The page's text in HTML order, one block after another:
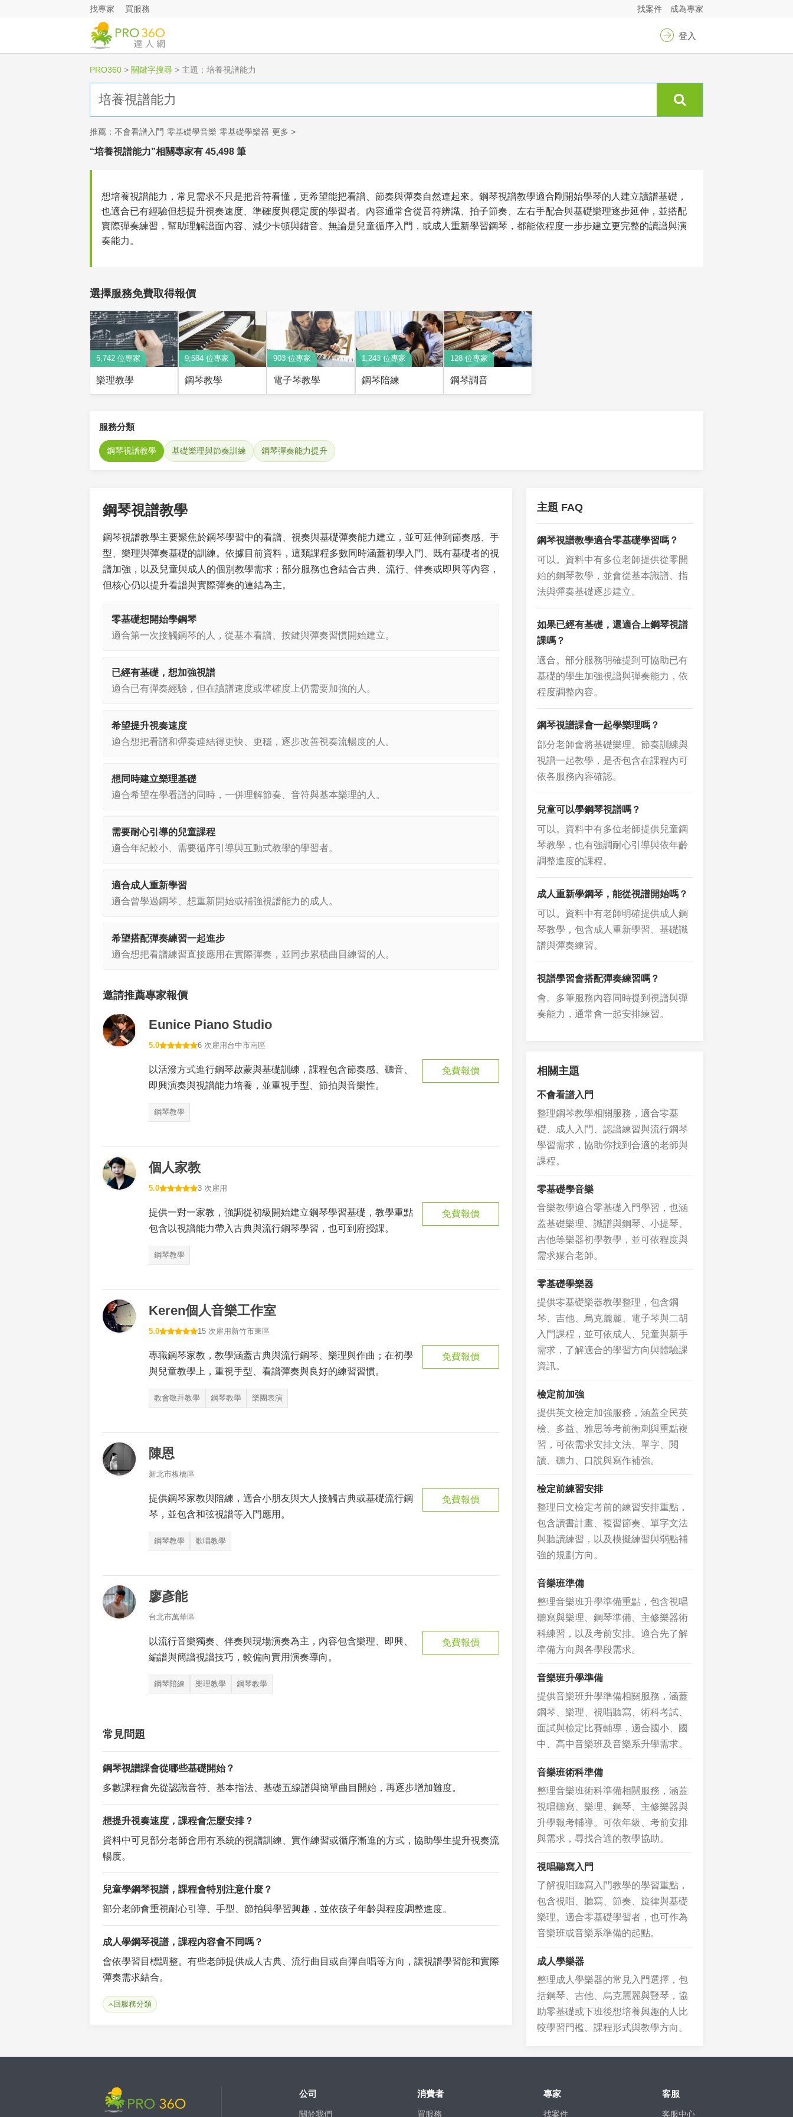
找專家 買服務 成為專家
找案件
登入
PRO360 > 關鍵字搜尋 > 主題：培養視譜能力
推薦： 不會看譜入門 零基礎學音樂 零基礎學樂器 更多 >
“培養視譜能力”相關專家有 45,498 筆
想培養視譜能力，常見需求不只是把音符看懂，更希望能把看譜、節奏與彈奏自然連起來。鋼琴視譜教學適合剛開始學琴的人建立讀譜基礎，
也適合已有經驗但想提升視奏速度、準確度與穩定度的學習者。內容通常會從音符辨識、拍子節奏、左右手配合與基礎樂理逐步延伸，並搭配
實際彈奏練習，幫助理解譜面內容、減少卡頓與錯音。無論是兒童循序入門，或成人重新學習鋼琴，都能依程度一步步建立更完整的讀譜與演
奏能力。
選擇服務免費取得報價
5,742 位專家
樂理教學
9,584 位專家
鋼琴教學
903 位專家
電子琴教學
1,243 位專家
鋼琴陪練
128 位專家
鋼琴調音
服務分類
鋼琴視譜教學 基礎樂理與節奏訓練 鋼琴彈奏能力提升
鋼琴視譜教學
鋼琴視譜教學主要聚焦於鋼琴學習中的看譜、視奏與基礎彈奏能力建立，並可延伸到節奏感、手
型、樂理與彈奏基礎的訓練。依據目前資料，這類課程多數同時涵蓋初學入門、既有基礎者的視
譜加強，以及兒童與成人的個別教學需求；部分服務也會結合古典、流行、伴奏或即興等內容，
但核心仍以提升看譜與實際彈奏的連結為主。
零基礎想開始學鋼琴
適合第一次接觸鋼琴的人，從基本看譜、按鍵與彈奏習慣開始建立。
已經有基礎，想加強視譜
適合已有彈奏經驗，但在讀譜速度或準確度上仍需要加強的人。
希望提升視奏速度
適合想把看譜和彈奏連結得更快、更穩，逐步改善視奏流暢度的人。
想同時建立樂理基礎
適合希望在學看譜的同時，一併理解節奏、音符與基本樂理的人。
需要耐心引導的兒童課程
適合年紀較小、需要循序引導與互動式教學的學習者。
適合成人重新學習
適合曾學過鋼琴、想重新開始或補強視譜能力的成人。
希望搭配彈奏練習一起進步
適合想把看譜練習直接應用在實際彈奏，並同步累積曲目練習的人。
邀請推薦專家報價
Eunice Piano Studio
5.0 6 次雇用 台中市南區
以活潑方式進行鋼琴啟蒙與基礎訓練，課程包含節奏感、聽音、
即興演奏與視譜能力培養，並重視手型、節拍與音樂性。
鋼琴教學
免費報價
個人家教
5.0 3 次雇用
提供一對一家教，強調從初級開始建立鋼琴學習基礎，教學重點
包含以視譜能力帶入古典與流行鋼琴學習，也可到府授課。
鋼琴教學
免費報價
Keren個人音樂工作室
5.0 15 次雇用 新竹市東區
專職鋼琴家教，教學涵蓋古典與流行鋼琴、樂理與作曲；在初學
與兒童教學上，重視手型、看譜彈奏與良好的練習習慣。
教會敬拜教學 鋼琴教學 樂團表演
免費報價
陳恩
新北市板橋區
提供鋼琴家教與陪練，適合小朋友與大人接觸古典或基礎流行鋼
琴，並包含和弦視譜等入門應用。
鋼琴教學 歌唱教學
免費報價
廖彥能
台北市萬華區
以流行音樂獨奏、伴奏與現場演奏為主，內容包含樂理、即興、
編譜與簡譜視譜技巧，較偏向實用演奏導向。
鋼琴陪練 樂理教學 鋼琴教學
免費報價
常見問題
鋼琴視譜課會從哪些基礎開始？
多數課程會先從認識音符、基本指法、基礎五線譜與簡單曲目開始，再逐步增加難度。
想提升視奏速度，課程會怎麼安排？
資料中可見部分老師會用有系統的視譜訓練、實作練習或循序漸進的方式，協助學生提升視奏流
暢度。
兒童學鋼琴視譜，課程會特別注意什麼？
部分老師會重視耐心引導、手型、節拍與學習興趣，並依孩子年齡與程度調整進度。
成人學鋼琴視譜，課程內容會不同嗎？
會依學習目標調整。有些老師提供成人古典、流行曲目或自彈自唱等方向，讓視譜學習能和實際
彈奏需求結合。
回服務分類
主題 FAQ
鋼琴視譜教學適合零基礎學習嗎？
可以。資料中有多位老師提供從零開
始的鋼琴教學，並會從基本識譜、指
法與彈奏基礎逐步建立。
如果已經有基礎，還適合上鋼琴視譜
課嗎？
適合。部分服務明確提到可協助已有
基礎的學生加強視譜與彈奏能力，依
程度調整內容。
鋼琴視譜課會一起學樂理嗎？
部分老師會將基礎樂理、節奏訓練與
視譜一起教學，是否包含在課程內可
依各服務內容確認。
兒童可以學鋼琴視譜嗎？
可以。資料中有多位老師提供兒童鋼
琴教學，也有強調耐心引導與依年齡
調整進度的課程。
成人重新學鋼琴，能從視譜開始嗎？
可以。資料中有老師明確提供成人鋼
琴教學，包含成人重新學習、基礎識
譜與彈奏練習。
視譜學習會搭配彈奏練習嗎？
會。多筆服務內容同時提到視譜與彈
奏能力，通常會一起安排練習。
相關主題
不會看譜入門
整理鋼琴教學相關服務，適合零基
礎、成人入門、認譜練習與流行鋼琴
學習需求，協助你找到合適的老師與
課程。
零基礎學音樂
音樂教學適合零基礎入門學習，也涵
蓋基礎樂理、識譜與鋼琴、小提琴、
吉他等樂器初學教學，並可依程度與
需求媒合老師。
零基礎學樂器
提供零基礎樂器教學整理，包含鋼
琴、吉他、烏克麗麗、電子琴與二胡
入門課程，並可依成人、兒童與新手
需求，了解適合的學習方向與體驗課
資訊。
檢定前加強
提供英文檢定加強服務，涵蓋全民英
檢、多益、雅思等考前衝刺與重點複
習，可依需求安排文法、單字、閱
讀、聽力、口說與寫作補強。
檢定前練習安排
整理日文檢定考前的練習安排重點，
包含讀書計畫、複習節奏、單字文法
與聽讀練習，以及模擬練習與弱點補
強的規劃方向。
音樂班準備
整理音樂班升學準備重點，包含視唱
聽寫與樂理、鋼琴準備、主修樂器術
科練習，以及考前安排。適合先了解
準備方向與各學段需求。
音樂班升學準備
提供音樂班升學準備相關服務，涵蓋
鋼琴、樂理、視唱聽寫、術科考試、
面試與檢定比賽輔導，適合國小、國
中、高中音樂班及音樂系升學需求。
音樂班術科準備
整理音樂班術科準備相關服務，涵蓋
視唱聽寫、樂理、鋼琴、主修樂器與
升學報考輔導。可依年級、考前安排
與需求，尋找合適的教學協助。
視唱聽寫入門
了解視唱聽寫入門教學的學習重點，
包含視唱、聽寫、節奏、旋律與基礎
樂理。適合零基礎學習者，也可作為
音樂班或音樂系準備的起點。
成人學樂器
整理成人學樂器的常見入門選擇，包
括鋼琴、吉他、烏克麗麗與豎琴，協
助零基礎或下班後想培養興趣的人比
較學習門檻、課程形式與教學方向。
公司
關於我們
消費者
買服務
專家
找案件
客服
客服中心